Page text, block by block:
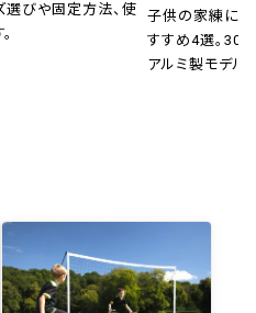
びや固定方法、使
子供の家練に！
すすめ4選。30
アルミ製モデル